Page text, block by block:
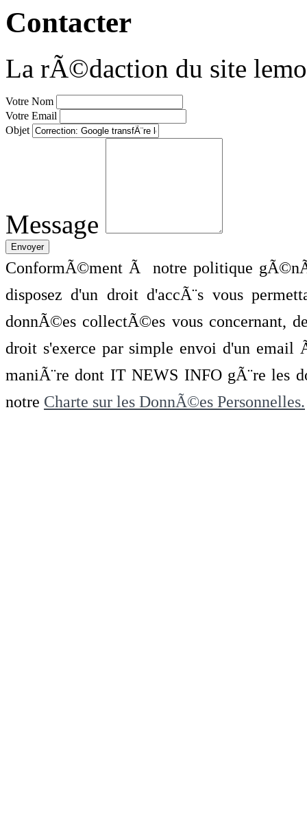
Contacter
La rÃ©daction du site
Votre Nom
Votre Email
Objet
Message
ConformÃ©ment Ã notre politique
disposez d'un droit d'accÃ¨s vous
donnÃ©es collectÃ©es vous concernant,
droit s'exerce par simple envoi d'un
maniÃ¨re dont IT NEWS INFO gÃ¨re les
notre Charte sur les DonnÃ©es Personnelles.